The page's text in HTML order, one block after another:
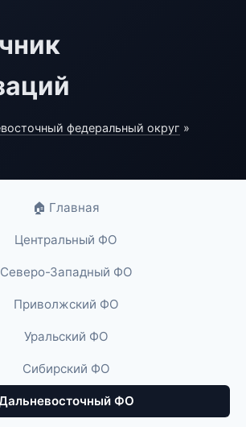
федеральный округ »
🏠 Главная
Центральный ФО
Северо-Западный ФО
Приволжский ФО
Уральский ФО
Сибирский ФО
ФО